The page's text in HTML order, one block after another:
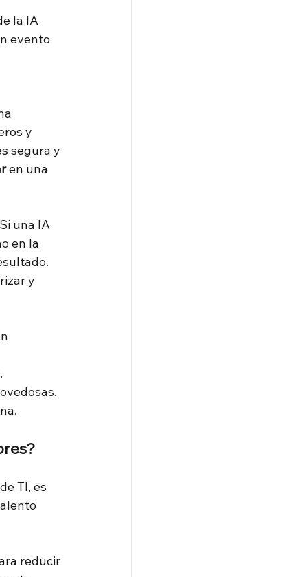
la IA
evento
y
segura y
en una
Si una IA
en la
y
TI, es
reducir